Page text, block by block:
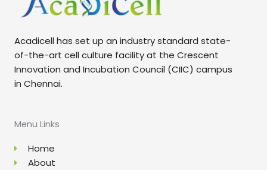
Acadicell has set up an industry standard state-
of-the-art cell culture facility at the Crescent
Innovation and Incubation Council (CIIC) campus
in Chennai.
Menu Links
Home
About